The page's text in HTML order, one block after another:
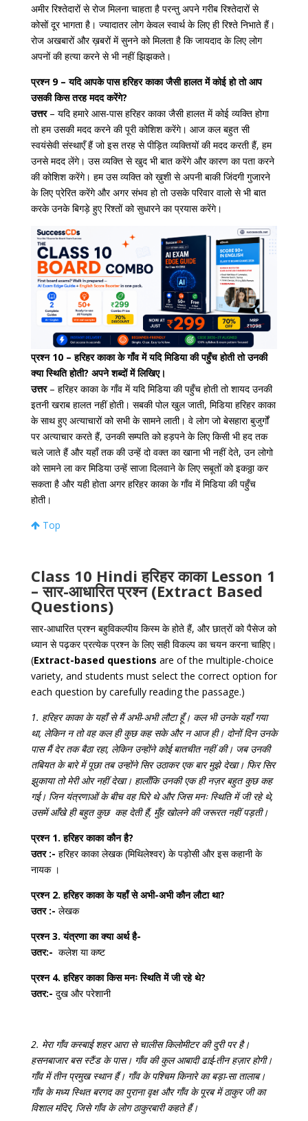
अमीर रिश्तेदारों से रोज मिलना चाहता है परन्तु अपने गरीब रिश्तेदारों से
कोसों दूर भागता है। ज्यादातर लोग केवल स्वार्थ के लिए ही रिश्ते निभाते हैं।
रोज अखबारों और ख़बरों में सुनने को मिलता है कि जायदाद के लिए लोग
अपनों की हत्या करने से भी नहीं झिझकते।
प्रश्न 9 – यदि आपके पास हरिहर काका जैसी हालत में कोई हो तो आप
उसकी किस तरह मदद करेंगे?
उत्तर– यदि हमारे आस-पास हरिहर काका जैसी हालत में कोई व्यक्ति होगा
तो हम उसकी मदद करने की पूरी कोशिश करेंगे। आज कल बहुत सी
स्वयंसेवी संस्थाएँ हैं जो इस तरह से पीड़ित व्यक्तियों की मदद करती हैं, हम
उनसे मदद लेंगे। उस व्यक्ति से खुद भी बात करेंगे और कारण का पता करने
की कोशिश करेंगे। हम उस व्यक्ति को ख़ुशी से अपनी बाकी जिंदगी गुजारने
के लिए प्रेरित करेंगे और अगर संभव हो तो उसके परिवार वालो से भी बात
करके उनके बिगड़े हुए रिश्तों को सुधारने का प्रयास करेंगे।
प्रश्न 10 – हरिहर काका के गाँव में यदि मिडिया की पहुँच होती तो उनकी
क्या स्थिति होती? अपने शब्दों में लिखिए।
उत्तर– हरिहर काका के गाँव में यदि मिडिया की पहुँच होती तो शायद उनकी
इतनी खराब हालत नहीं होती। सबकी पोल खुल जाती, मिडिया हरिहर काका
के साथ हुए अत्याचारों को सभी के सामने लाती। वे लोग जो बेसहारा बुजुर्गों
पर अत्याचार करते हैं, उनकी सम्पति को हड़पने के लिए किसी भी हद तक
चले जाते हैं और यहाँ तक की उन्हें दो वक्त का खाना भी नहीं देते, उन लोगो
को सामने ला कर मिडिया उन्हें साजा दिलवाने के लिए सबूतों को इकठ्ठा कर
सकता है और यही होता अगर हरिहर काका के गाँव में मिडिया की पहुँच
होती।
Top
Class 10 Hindiहरिहर काका Lesson 1
– सार-आधारित प्रश्न (Extract Based
Questions)
सार-आधारित प्रश्न बहुविकल्पीय किस्म के होते हैं, और छात्रों को पैसेज को
ध्यान से पढ़कर प्रत्येक प्रश्न के लिए सही विकल्प का चयन करना चाहिए।
(Extract-based questions are of the multiple-choice
variety, and students must select the correct option for
each question by carefully reading the passage.)
1. हरिहर काका के यहाँ से मैं अभी-अभी लौटा हूँ। कल भी उनके यहाँ गया
था, लेकिन न तो वह कल ही कुछ कह सके और न आज ही। दोनों दिन उनके
पास मैं देर तक बैठा रहा, लेकिन उन्होंने कोई बातचीत नहीं की। जब उनकी
तबियत के बारे में पूछा तब उन्होंने सिर उठाकर एक बार मुझे देखा। फिर सिर
झुकाया तो मेरी ओर नहीं देखा। हालाँकि उनकी एक ही नज़र बहुत कुछ कह
गई। जिन यंत्रणाओं के बीच वह घिरे थे और जिस मनः स्थिति में जी रहे थे,
उसमें आँखे ही बहुत कुछ कह देती हैं, मुँह खोलने की जरूरत नहीं पड़ती।
प्रश्न 1. हरिहर काका कौन है?
उतर :- हरिहर काका लेखक (मिथिलेश्वर) के पड़ोसी और इस कहानी के
नायक ।
प्रश्न 2. हरिहर काका के यहाँ से अभी-अभी कौन लौटा था?
उतर :- लेखक
प्रश्न 3. यंत्रणा का क्या अर्थ है-
उतर:- कलेश या कष्ट
प्रश्न 4. हरिहर काका किस मनः स्थिति में जी रहे थे?
उतर:- दुख और परेशानी
2. मेरा गाँव कस्बाई शहर आरा से चालीस किलोमीटर की दुरी पर है।
हसनबाजार बस स्टैंड के पास। गाँव की कुल आबादी ढाई-तीन हज़ार होगी।
गाँव में तीन प्रमुख स्थान हैं। गाँव के पश्चिम किनारे का बड़ा-सा तालाब।
गाँव के मध्य स्थित बरगद का पुराना वृक्ष और गाँव के पूरब में ठाकुर जी का
विशाल मंदिर, जिसे गाँव के लोग ठाकुरबारी कहते हैं।